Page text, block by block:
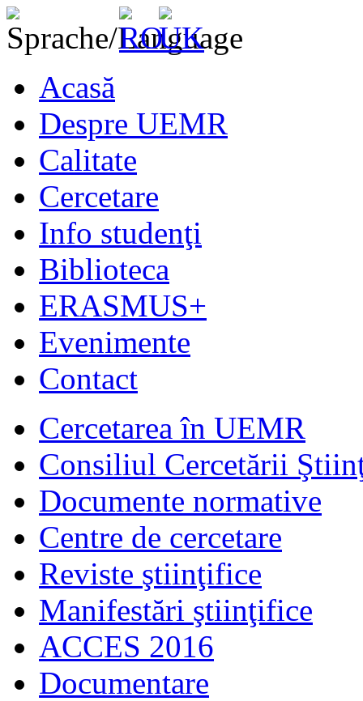
Acasă
Despre UEMR
Calitate
Cercetare
Info studenţi
Biblioteca
ERASMUS+
Evenimente
Contact
Cercetarea în UEMR
Consiliul Cercetării
Documente normative
Centre de cercetare
Reviste ştiinţifice
Manifestări ştiinţifice
ACCES 2016
Documentare